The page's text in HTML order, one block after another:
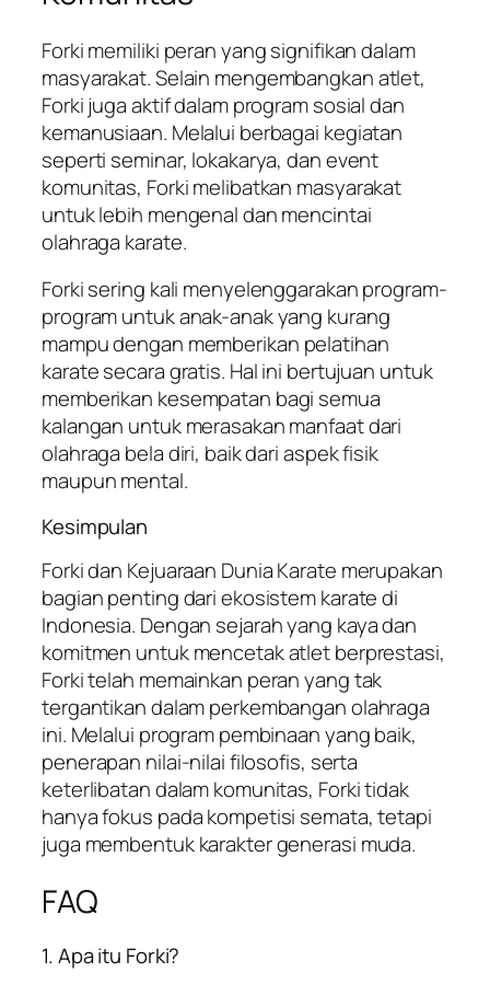
Forki memiliki peran yang signifikan dalam
masyarakat. Selain mengembangkan atlet,
Forki juga aktif dalam program sosial dan
kemanusiaan. Melalui berbagai kegiatan
seperti seminar, lokakarya, dan event
komunitas, Forki melibatkan masyarakat
untuk lebih mengenal dan mencintai
olahraga karate.
Forki sering kali menyelenggarakan program-
program untuk anak-anak yang kurang
mampu dengan memberikan pelatihan
karate secara gratis. Hal ini bertujuan untuk
memberikan kesempatan bagi semua
kalangan untuk merasakan manfaat dari
olahraga bela diri, baik dari aspek fisik
maupun mental.
Kesimpulan
Forki dan Kejuaraan Dunia Karate merupakan
bagian penting dari ekosistem karate di
Indonesia. Dengan sejarah yang kaya dan
komitmen untuk mencetak atlet berprestasi,
Forki telah memainkan peran yang tak
tergantikan dalam perkembangan olahraga
ini. Melalui program pembinaan yang baik,
penerapan nilai-nilai filosofis, serta
keterlibatan dalam komunitas, Forki tidak
hanya fokus pada kompetisi semata, tetapi
juga membentuk karakter generasi muda.
FAQ
1. Apa itu Forki?